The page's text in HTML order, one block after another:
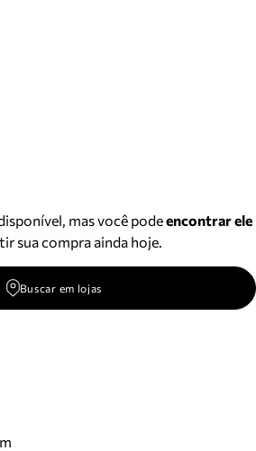
pedidos e solicite devoluções.
mas você podeencontrar ele
sua compra ainda hoje.
Buscar em lojas